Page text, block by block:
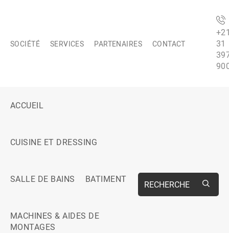
SOCIÉTÉ SERVICES PARTENAIRES CONTACT
31
ACCUEIL
CUISINE ET DRESSING
SALLE DE BAINS BATIMENT
MACHINES & AIDES DE
MONTAGES
RECHERCHE